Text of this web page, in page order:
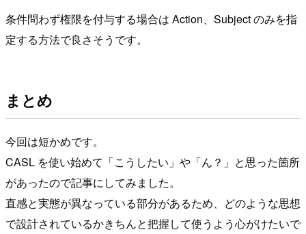
条件問わず権限を付与する場合は Action、Subject のみを指
定する方法で良さそうです。
まとめ
今回は短かめです。
CASL を使い始めて「こうしたい」や「ん？」と思った箇所
があったので記事にしてみました。
直感と実態が異なっている部分があるため、どのような思想
で設計されているかきちんと把握して使うよう心がけたいで